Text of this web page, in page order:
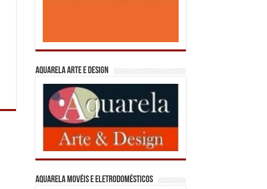
Aquarela Arte e Design
Aquarela Movéis e Eletrodomésticos